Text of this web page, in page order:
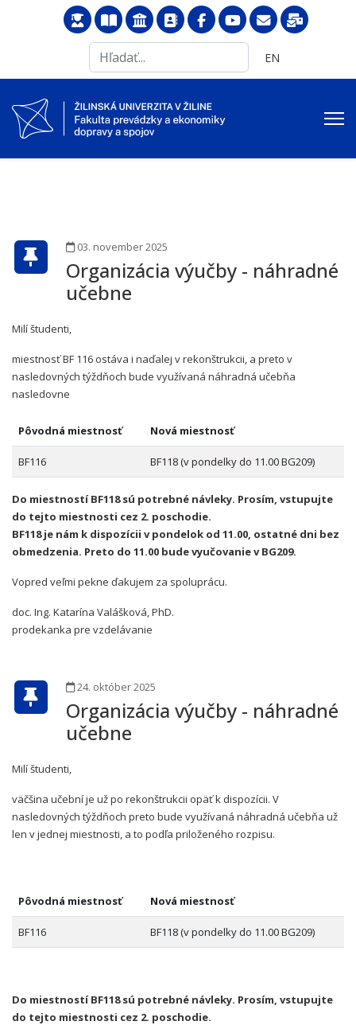
...
Vyberte váš jazyk
EN
03. november 2025
Organizácia výučby - náhradné
učebne
Milí študenti,
miestnosť BF 116 ostáva i naďalej v rekonštrukcii, a preto v
nasledovných týždňoch bude využívaná náhradná učebňa
nasledovne
Pôvodná miestnosť Nová miestnosť
BF116 BF118 (v pondelky do 11.00 BG209)
Do miestností BF118 sú potrebné návleky. Prosím, vstupujte
do tejto miestnosti cez 2. poschodie.
BF118 je nám k dispozícii v pondelok od 11.00, ostatné dni bez
obmedzenia. Preto do 11.00 bude vyučovanie v BG209.
Vopred veľmi pekne ďakujem za spoluprácu.
doc. Ing. Katarína Valášková, PhD.
prodekanka pre vzdelávanie
24. október 2025
Organizácia výučby - náhradné
učebne
Milí študenti,
väčšina učební je už po rekonštrukcii opäť k dispozícii. V
nasledovných týždňoch preto bude využívaná náhradná učebňa už
len v jednej miestnosti, a to podľa priloženého rozpisu.
Pôvodná miestnosť Nová miestnosť
BF116 BF118 (v pondelky do 11.00 BG209)
Do miestností BF118 sú potrebné návleky. Prosím, vstupujte
do tejto miestnosti cez 2. poschodie.